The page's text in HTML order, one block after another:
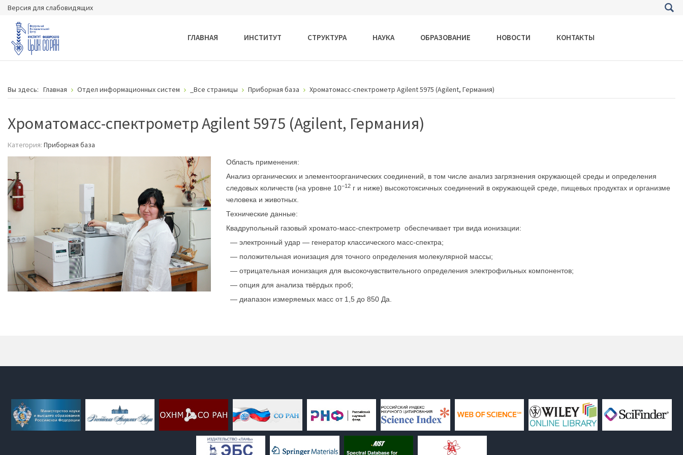
Версия для слабовидящих
ГЛАВНАЯ ИНСТИТУТ СТРУКТУРА НАУКА ОБРАЗОВАНИЕ НОВОСТИ КОНТАКТЫ
Вы здесь: Главная Отдел информационных систем _Все страницы Приборная база Хроматомасс-спектрометр Agilent 5975 (Agilent, Германия)
Хроматомасс-спектрометр Agilent 5975 (Agilent, Германия)
Категория: Приборная база
Область применения:
Анализ органических и элементоорганических соединений, в том числе анализ загрязнения окружающей среды и определения
следовых количеств (на уровне 10−12 г и ниже) высокотоксичных соединений в окружающей среде, пищевых продуктах и организме
человека и животных.
Технические данные:
Квадрупольный газовый хромато-масс-спектрометр обеспечивает три вида ионизации:
— электронный удар — генератор классического масс-спектра;
— положительная ионизация для точного определения молекулярной массы;
— отрицательная ионизация для высокочувствительного определения электрофильных компонентов;
— опция для анализа твёрдых проб;
— диапазон измеряемых масс от 1,5 до 850 Да.